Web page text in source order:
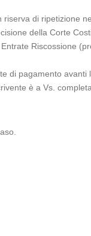
di ripetizione
della Corte
Riscossione
di pagamento
è a Vs.